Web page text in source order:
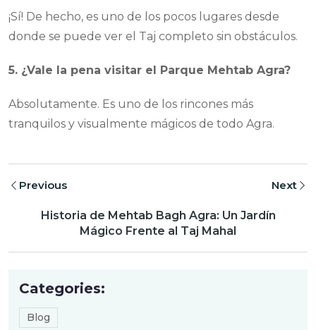
¡Sí! De hecho, es uno de los pocos lugares desde
donde se puede ver el Taj completo sin obstáculos.
5. ¿Vale la pena visitar el Parque Mehtab Agra?
Absolutamente. Es uno de los rincones más
tranquilos y visualmente mágicos de todo Agra.
Previous
Historia de Mehtab Bagh Agra: Un Jardín
Mágico Frente al Taj Mahal
Next
Categories:
Blog